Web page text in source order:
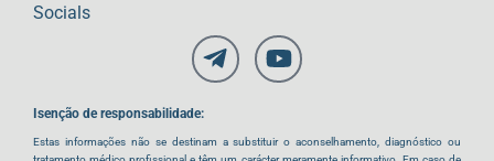
Socials
Isenção de responsabilidade:
Estas informações não se destinam a substituir o aconselhamento, diagnóstico ou